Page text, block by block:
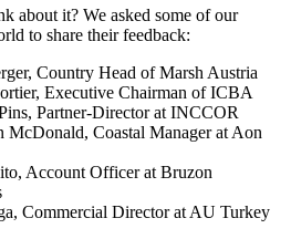
about it? We asked some of our
to share their feedback:
Country Head of Marsh Austria
Executive Chairman of ICBA
Partner-Director at INCCOR
McDonald, Coastal Manager at Aon
Account Officer at Bruzon
Commercial Director at AU Turkey